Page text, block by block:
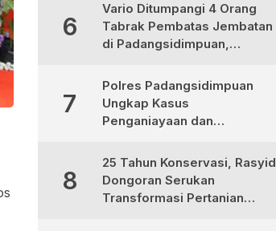
6
Vario Ditumpangi 4 Orang
Tabrak Pembatas Jembatan
di Padangsidimpuan,
7
Polres Padangsidimpuan
Ungkap Kasus
Penganiayaan dan
Diamankan
8
25 Tahun Konservasi, Rasyid
Dongoran Serukan
Transformasi Pertanian